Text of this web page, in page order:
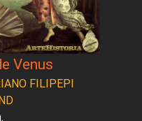
Venus
FILIPEPI